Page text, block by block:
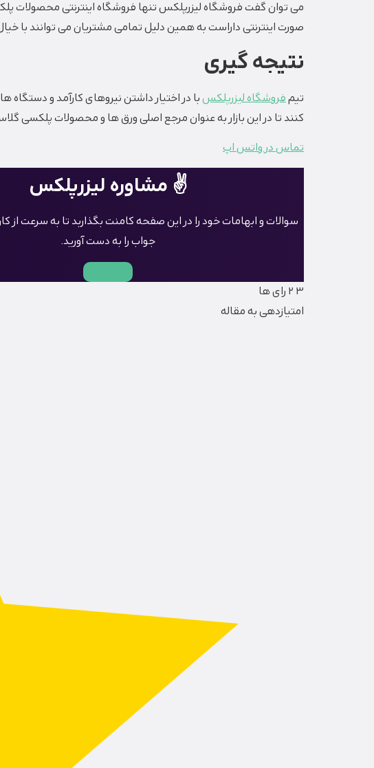
می توان گفت فروشگاه لیزرپلکس تنها فروشگاه اینترنتی
صورت اینترنتی داراست به همین دلیل تمامی مشتریان می توانند با
نتیجه گیری
تیمفروشگاه لیزرپلکسبا در اختیار داشتن نیروهای کارآمد و
کنند تا در این بازار به عنوان مرجع اصلی ورق ها و محصولات پلکسی
تماس در واتس اپ
✌️ مشاوره لیزرپلکس
سوالات و ابهامات خود را در این صفحه کامنت بگذاربد تا به سرعت از
جواب را به دست آورید.
درج کامنت!
3
2 رای ها
امتیازدهی به مقاله